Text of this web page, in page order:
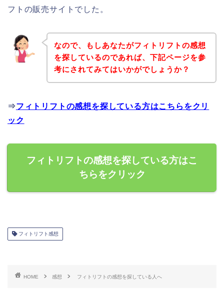
フトの販売サイトでした。
なので、もしあなたがフィトリフトの感想
を探しているのであれば、下記ページを参
考にされてみてはいかがでしょうか？
⇒フィトリフトの感想を探している方はこちらをクリ
ック
フィトリフトの感想を探している方はこ
ちらをクリック
フィトリフト感想
HOME 感想 フィトリフトの感想を探している人へ